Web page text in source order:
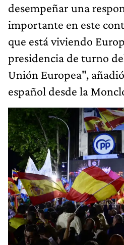
desempeñar una
importante en este
que está viviendo
presidencia de turno
Unión Europea",
español desde la